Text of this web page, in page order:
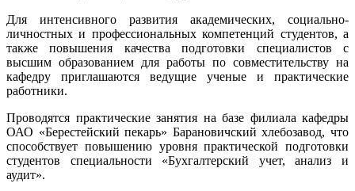
Для интенсивного развития академических, социально-
личностных и профессиональных компетенций студентов, а
также повышения качества подготовки специалистов с
высшим образованием для работы по совместительству на
кафедру приглашаются ведущие ученые и практические
работники.
Проводятся практические занятия на базе филиала кафедры
ОАО «Берестейский пекарь» Барановичский хлебозавод, что
способствует повышению уровня практической подготовки
студентов специальности «Бухгалтерский учет, анализ и
аудит».